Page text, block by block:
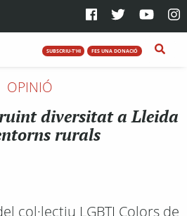
SUBSCRIU-T'HI FES UNA DONACIÓ
OPINIÓ
diversitat a Lleida
rurals
col·lectiu LGBTI Colors de